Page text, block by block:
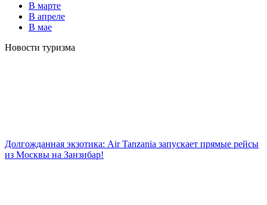
В марте
В апреле
В мае
Новости туризма
Долгожданная экзотика: Air Tanzania запускает прямые рейсы
из Москвы на Занзибар!